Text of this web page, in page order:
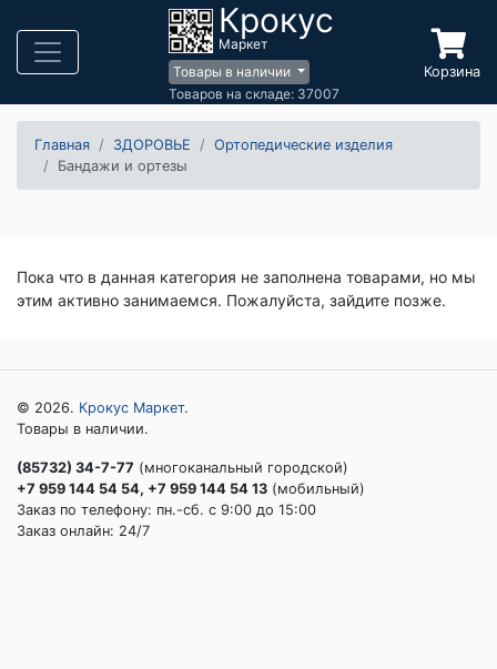
Крокус
Маркет
Товары в наличии
Товаров на складе: 37007
Корзина
Главная ЗДОРОВЬЕ
Ортопедические изделия
Бандажи и ортезы
Пока что в данная категория не заполнена товарами, но мы
этим активно занимаемся. Пожалуйста, зайдите позже.
© 2026. Крокус Маркет.
Товары в наличии.
(85732) 34-7-77 (многоканальный городской)
+7 959 144 54 54, +7 959 144 54 13 (мобильный)
Заказ по телефону: пн.-сб. c 9:00 до 15:00
Заказ онлайн: 24/7